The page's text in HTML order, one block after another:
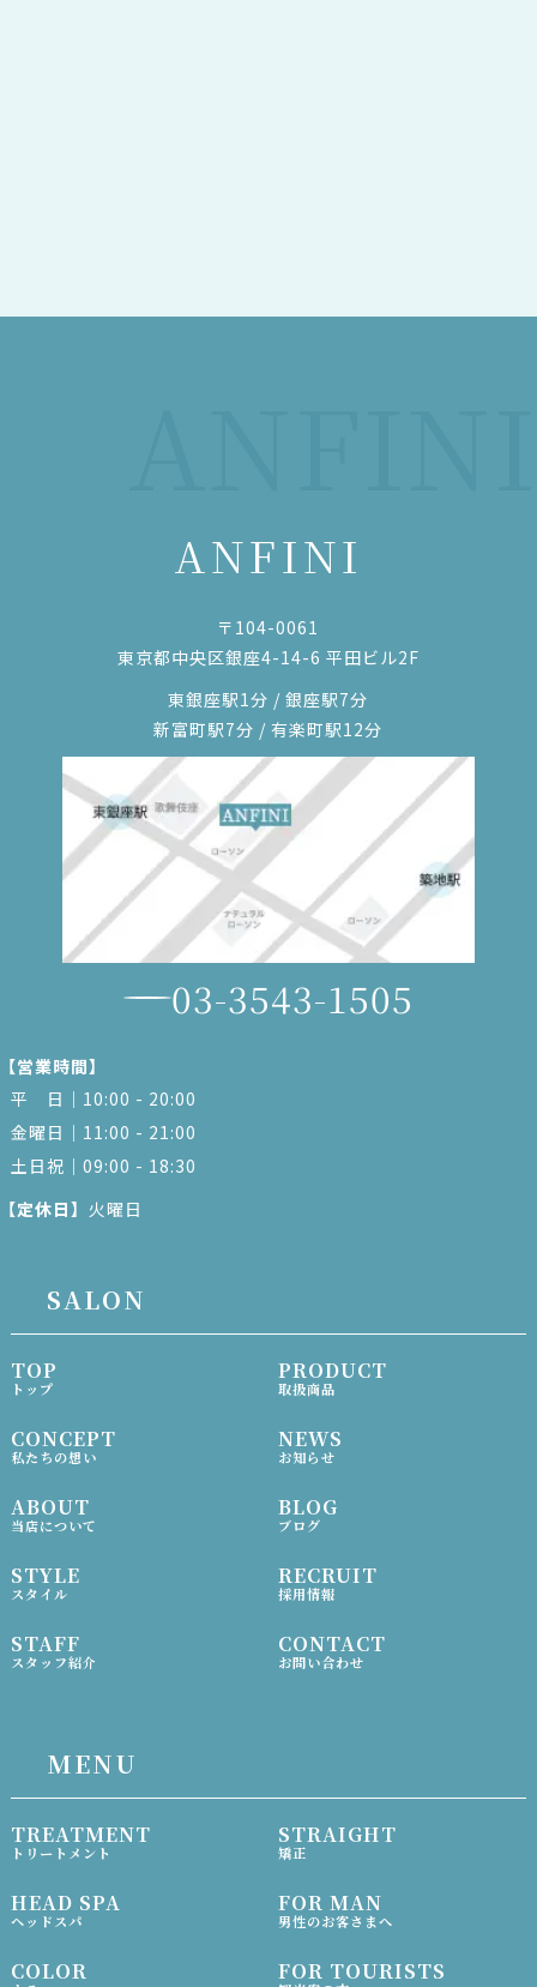
ANFINI
〒104-0061
東京都中央区銀座4-14-6 平田ビル2F
東銀座駅1分 / 銀座駅7分
新富町駅7分 / 有楽町駅12分
03-3543-1505
営業時間】
平 日｜10:00 - 20:00
金曜日｜11:00 - 21:00
土日祝｜09:00 - 18:30
定休日】 火曜日
SALON
TOP
トップ
CONCEPT
私たちの想い
ABOUT
当店について
STYLE
スタイル
STAFF
スタッフ紹介
PRODUCT
取扱商品
NEWS
お知らせ
BLOG
ブログ
RECRUIT
採用情報
CONTACT
お問い合わせ
MENU
TREATMENT
トリートメント
HEAD SPA
ヘッドスパ
COLOR
STRAIGHT
矯正
FOR MAN
男性のお客さまへ
FOR TOURISTS